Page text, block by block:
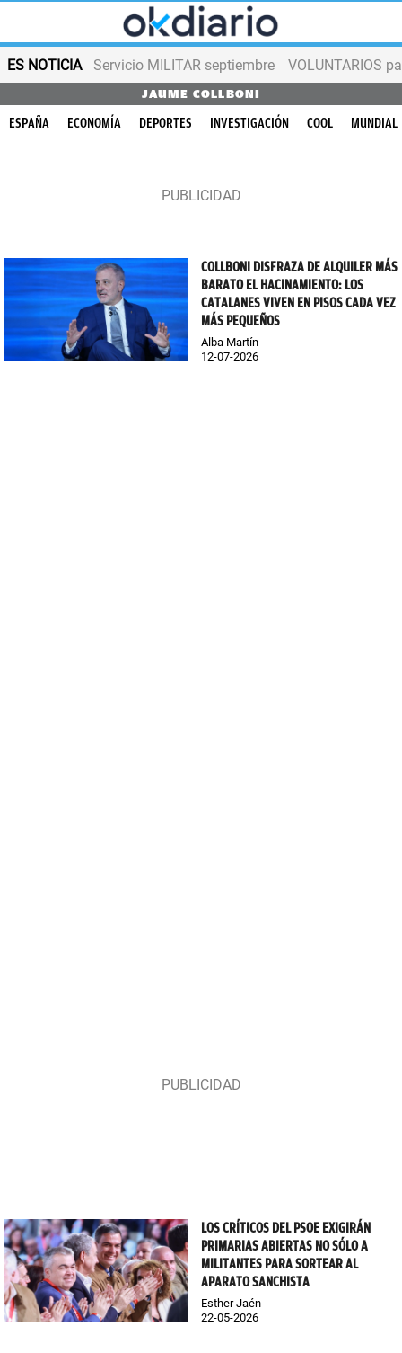
ES NOTICIA Servicio MILITAR septiembre VOLUNTARIOS
JAUME COLLBONI
ESPAÑA ECONOMÍA DEPORTES INVESTIGACIÓN COOL MUNDIAL
COLLBONI DISFRAZA DE ALQUILER MÁS
BARATO EL HACINAMIENTO: LOS
CATALANES VIVEN EN PISOS CADA VEZ
MÁS PEQUEÑOS
Alba Martín
12-07-2026
LOS CRÍTICOS DEL PSOE EXIGIRÁN
PRIMARIAS ABIERTAS NO SÓLO A
MILITANTES PARA SORTEAR AL
APARATO SANCHISTA
Esther Jaén
22-05-2026